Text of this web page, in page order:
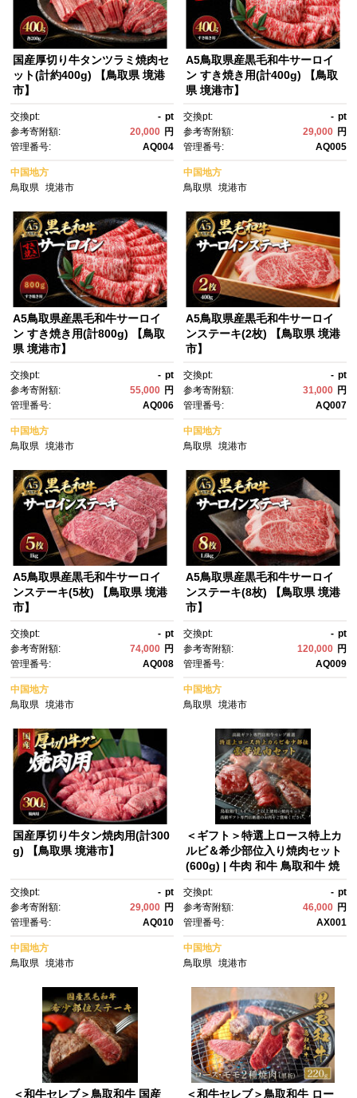
国産厚切り牛タンツラミ焼肉セ
ット(計約400g) 【鳥取県 境港
市】
交換pt: - pt
参考寄附額:
20,000 円
管理番号:
AQ004
中国地方
鳥取県
境港市
A5鳥取県産黒毛和牛サーロイ
ン すき焼き用(計400g) 【鳥取
県 境港市】
交換pt: - pt
参考寄附額:
29,000 円
管理番号:
AQ005
中国地方
鳥取県 境港市
A5鳥取県産黒毛和牛サーロイ
ン すき焼き用(計800g) 【鳥取
県 境港市】
交換pt: - pt
参考寄附額:
55,000 円
管理番号:
AQ006
中国地方
鳥取県
境港市
A5鳥取県産黒毛和牛サーロイ
ンステーキ(2枚) 【鳥取県 境港
市】
交換pt: - pt
参考寄附額:
31,000 円
管理番号:
AQ007
中国地方
鳥取県 境港市
A5鳥取県産黒毛和牛サーロイ
ンステーキ(5枚) 【鳥取県 境港
市】
交換pt: - pt
参考寄附額:
74,000 円
管理番号:
AQ008
中国地方
鳥取県
境港市
A5鳥取県産黒毛和牛サーロイ
ンステーキ(8枚) 【鳥取県 境港
市】
交換pt: - pt
参考寄附額:
120,000 円
管理番号:
AQ009
中国地方
鳥取県 境港市
国産厚切り牛タン焼肉用(計300
g) 【鳥取県 境港市】
交換pt: - pt
参考寄附額:
29,000 円
管理番号:
AQ010
中国地方
鳥取県
境港市
＜ギフト＞特選上ロース特上カ
ルビ＆希少部位入り焼肉セット
(600g) | 牛肉 和牛 鳥取和牛 焼
上カルビ 上ロース 希少部位 詰
め合わせ セット 食べ比べ 高級
肉 ごちそう 贅沢食材 BBQ バ
ーベキュー 家庭用 ギフト 贈答
用 プレゼント 冷凍 保存 お取り
寄せ グルメ 人気 おすすめ 鳥取
県 境港市
交換pt: - pt
参考寄附額:
46,000 円
管理番号:
AX001
中国地方
鳥取県 境港市
＜和牛セレブ＞鳥取和牛 国産 ＜和牛セレブ＞鳥取和牛 ロー